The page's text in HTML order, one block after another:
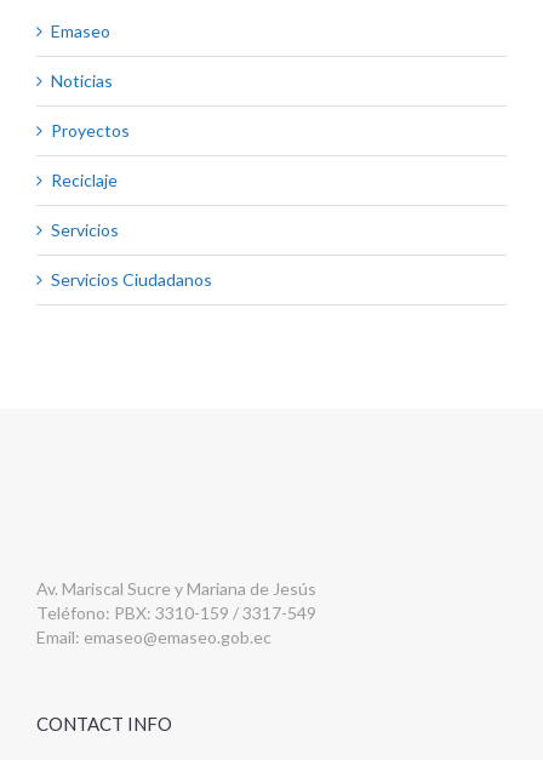
Emaseo
Noticias
Proyectos
Reciclaje
Servicios
Servicios Ciudadanos
Av. Mariscal Sucre y Mariana de Jesús
Teléfono: PBX: 3310-159 / 3317-549
Email: emaseo@emaseo.gob.ec
CONTACT INFO